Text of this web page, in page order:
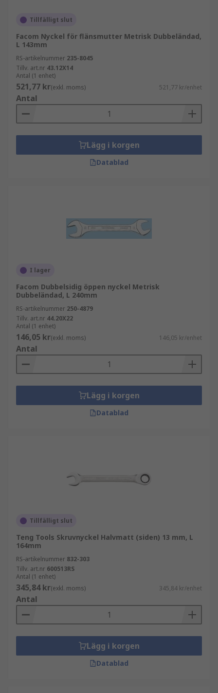
Tillfälligt slut
Facom Nyckel för flänsmutter Metrisk Dubbeländad,
L 143mm
RS-artikelnummer 235-8045
Tillv. art.nr 43.12X14
Antal (1 enhet)
521,77 kr(exkl. moms) 521,77 kr/enhet
Antal
Lägg i korgen
Datablad
I lager
Facom Dubbelsidig öppen nyckel Metrisk
Dubbeländad, L 240mm
RS-artikelnummer 250-4879
Tillv. art.nr 44.20X22
Antal (1 enhet)
146,05 kr(exkl. moms) 146,05 kr/enhet
Antal
Lägg i korgen
Datablad
Tillfälligt slut
Teng Tools Skruvnyckel Halvmatt (siden) 13 mm, L
164mm
RS-artikelnummer 832-303
Tillv. art.nr 600513RS
Antal (1 enhet)
345,84 kr(exkl. moms) 345,84 kr/enhet
Antal
Lägg i korgen
Datablad